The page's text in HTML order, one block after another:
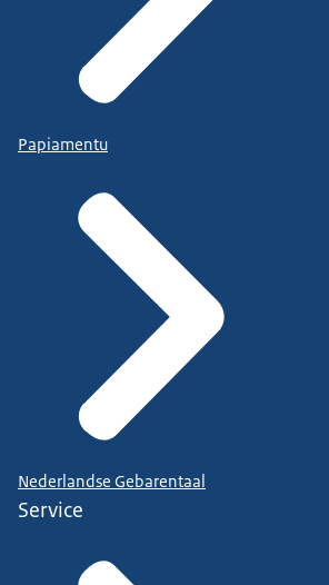
Papiamentu
Nederlandse Gebarentaal
Service